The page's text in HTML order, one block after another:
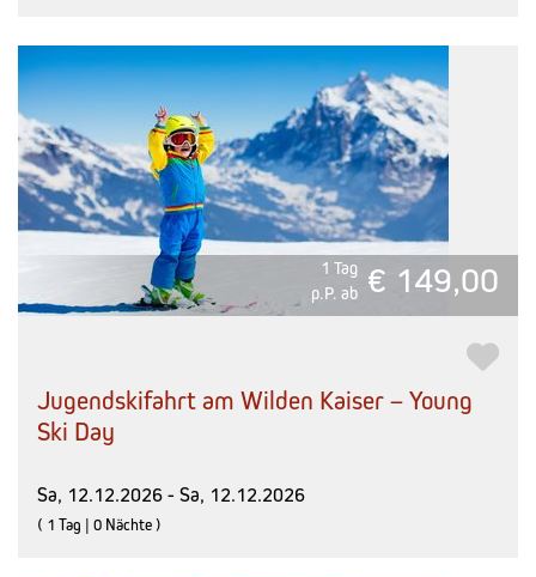
1 Tag
p.P. ab € 149,00
Jugendskifahrt am Wilden Kaiser – Young
Ski Day
Sa, 12.12.2026 - Sa, 12.12.2026
( 1 Tag | 0 Nächte )